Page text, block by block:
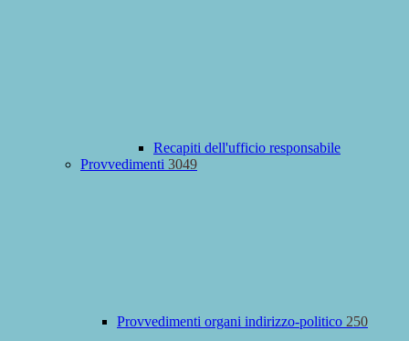
Recapiti dell'ufficio responsabile
Provvedimenti 3049
Provvedimenti organi indirizzo-politico 250